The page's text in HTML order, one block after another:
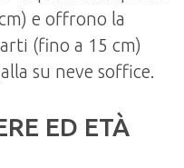
e offrono la
(fino a 15 cm)
su neve soffice.
ED ETÀ